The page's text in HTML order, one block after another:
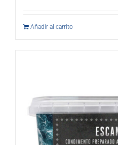
Añadir al carrito